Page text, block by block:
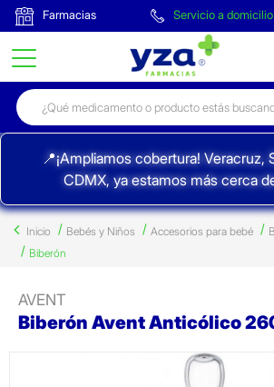
Farmacias Servicio a domicilio
📍¡Ampliamos cobertura! Veracruz,
CDMX, ya estamos más cerca
Inicio Bebés y Niños Accesorios para bebé
Biberón
AVENT
Biberón Avent Anticólico